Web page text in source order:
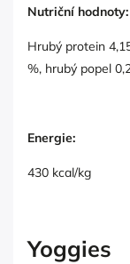
Nutriční hodnoty:
Hrubý protein
%, hrubý popel
Energie:
430 kcal/kg
Yoggies